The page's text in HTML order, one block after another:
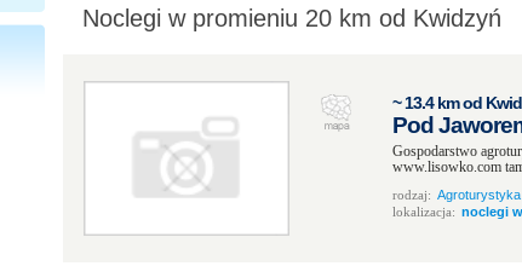
Noclegi w promieniu 20 km od Kwidzyń
~ 13.4 km od
Pod
Gospodarstwo
www.lisowko.com
rodzaj: Agroturystyka
lokalizacja: noclegi